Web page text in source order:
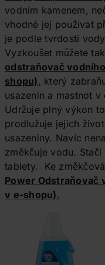
vodním kamenem,
vhodné jej používat
je podle tvrdosti
Vyzkoušet můžete
odstraňovač
shopu), který
usazenin a mastnot
Udržuje plný výkon
prodlužuje jejich
usazeniny. Navíc
změkčuje vodu.
tablety. Ke
Power Odstraňovač
v e-shopu).